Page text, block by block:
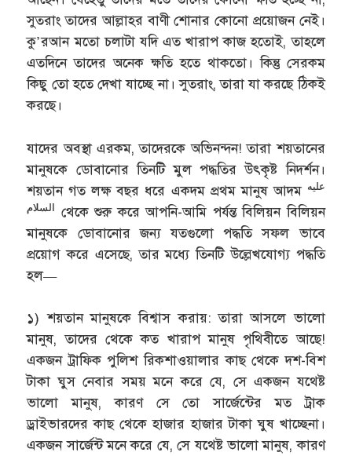
সুতরাং তাদের আল্লাহর বাণী শোনার কোনো প্রয়োজন নেই।
কু’রআন মতো চলাটা যদি এত খারাপ কাজ হতোই, তাহলে
এতদিনে তাদের অনেক ক্ষতি হতে থাকতো। কিন্তু সেরকম
কিছু তো হতে দেখা যাচ্ছে না। সুতরাং, তারা যা করছে ঠিকই
করছে।
যাদের অবস্থা এরকম, তাদেরকে অভিনন্দন! তারা শয়তানের
মানুষকে ডোবানোর তিনটি মুল পদ্ধতির উৎকৃষ্ট নিদর্শন।
শয়তান গত লক্ষ বছর ধরে একদম প্রথম মানুষ আদম عليه
السلام
থেকে শুরু করে আপনি-আমি পর্যন্ত বিলিয়ন বিলিয়ন
মানুষকে ডোবানোর জন্য যতগুলো পদ্ধতি সফল ভাবে
প্রয়োগ করে এসেছে, তার মধ্যে তিনটি উল্লেখযোগ্য পদ্ধতি
হল—
১) শয়তান মানুষকে বিশ্বাস করায়: তারা আসলে ভালো
মানুষ, তাদের থেকে কত খারাপ মানুষ পৃথিবীতে আছে!
একজন ট্রাফিক পুলিশ রিকশাওয়ালার কাছ থেকে দশ-বিশ
টাকা ঘুস নেবার সময় মনে করে যে, সে একজন যথেষ্ট
ভালো মানুষ, কারণ সে তো সার্জেন্টের মত ট্রাক
ড্রাইভারদের কাছ থেকে হাজার হাজার টাকা ঘুষ খাচ্ছেনা।
একজন সার্জেন্ট মনে করে যে, সে যথেষ্ট ভালো মানুষ, কারণ